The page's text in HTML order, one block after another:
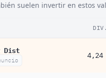
suelen invertir en estos
Dist
4,24